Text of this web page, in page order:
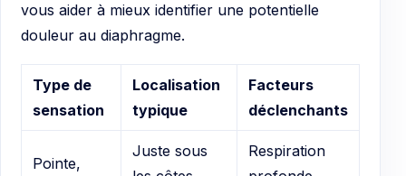
vous aider à mieux identifier une potentielle
douleur au diaphragme.
Type de
sensation
Localisation
typique
Facteurs
déclenchants
Pointe,
Juste sous
Respiration